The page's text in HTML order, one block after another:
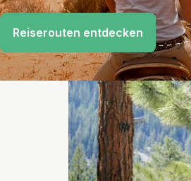
Reiserouten entdecken